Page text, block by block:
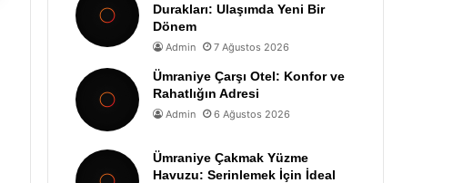
Durakları: Ulaşımda Yeni Bir
Dönem
Admin 7 Ağustos 2026
Ümraniye Çarşı Otel: Konfor ve
Rahatlığın Adresi
Admin 6 Ağustos 2026
Ümraniye Çakmak Yüzme
Havuzu: Serinlemek İçin İdeal